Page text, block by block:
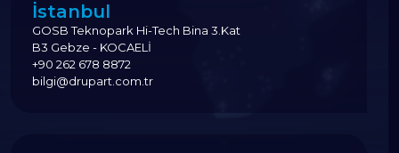
İstanbul
GOSB Teknopark Hi-Tech Bina 3.Kat
B3 Gebze - KOCAELİ
+90 262 678 8872
bilgi@drupart.com.tr